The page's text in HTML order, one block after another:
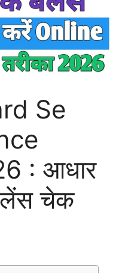
Se
: आधार
चेक